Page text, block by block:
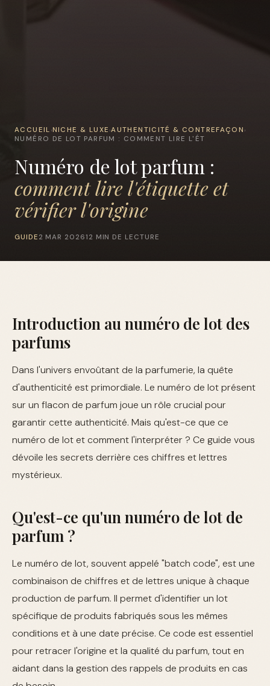
ACCUEIL ›NICHE & LUXE ›AUTHENTICITÉ & CONTREFAÇON ›
NUMÉRO DE LOT PARFUM : COMMENT LIRE L'ÉT
Numéro de lot parfum :
comment lire l'étiquette et
vérifier l'origine
GUIDE 2 MAR 202612 MIN DE LECTURE
Introduction au numéro de lot des
parfums
Dans l'univers envoûtant de la parfumerie, la quête
d'authenticité est primordiale. Le numéro de lot présent
sur un flacon de parfum joue un rôle crucial pour
garantir cette authenticité. Mais qu'est-ce que ce
numéro de lot et comment l'interpréter ? Ce guide vous
dévoile les secrets derrière ces chiffres et lettres
mystérieux.
Qu'est-ce qu'un numéro de lot de
parfum ?
Le numéro de lot, souvent appelé "batch code", est une
combinaison de chiffres et de lettres unique à chaque
production de parfum. Il permet d'identifier un lot
spécifique de produits fabriqués sous les mêmes
conditions et à une date précise. Ce code est essentiel
pour retracer l'origine et la qualité du parfum, tout en
aidant dans la gestion des rappels de produits en cas